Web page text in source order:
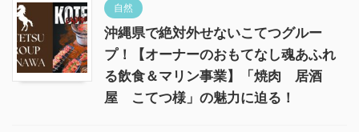
自然
沖縄県で絶対外せないこてつグルー
プ！【オーナーのおもてなし魂あふれ
る飲食＆マリン事業】「焼肉 居酒
屋 こてつ様」の魅力に迫る！